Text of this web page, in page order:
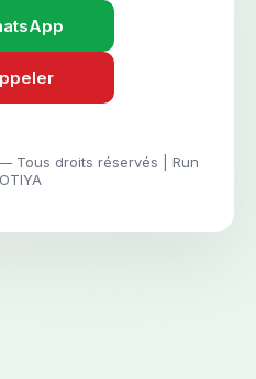
Tous droits réservés | Run